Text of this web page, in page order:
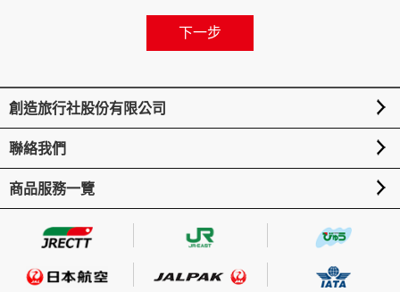
選
創造旅行社股份有限公司
聯絡我們
商品服務一覽